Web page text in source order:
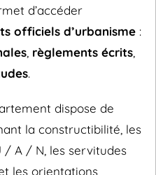
d’accéder
officiels d’urbanisme :
règlements écrits
.
dispose de
la constructibilité, les
/ A / N, les servitudes
les orientations